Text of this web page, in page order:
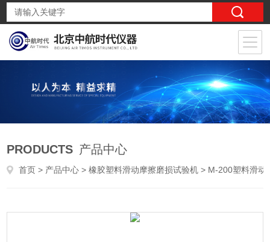
PRODUCTS 产品中心
首页 > 产品中心 >橡胶塑料滑动摩擦磨损试验机 > M-200塑料滑动摩擦试验机